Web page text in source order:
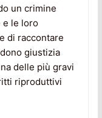
un crimine
e le loro
di raccontare
giustizia
delle più gravi
riproduttivi